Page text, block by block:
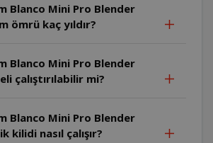
Blanco Mini Pro Blender
ömrü kaç yıldır?
Blanco Mini Pro Blender
çalıştırılabilir mi?
Blanco Mini Pro Blender
kilidi nasıl çalışır?